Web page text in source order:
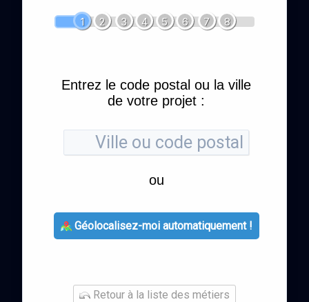
1 2 3 4 5 6 7 8
Entrez le code postal ou la ville
de votre projet :
ou
Géolocalisez-moi automatiquement !
Retour à la liste des métiers